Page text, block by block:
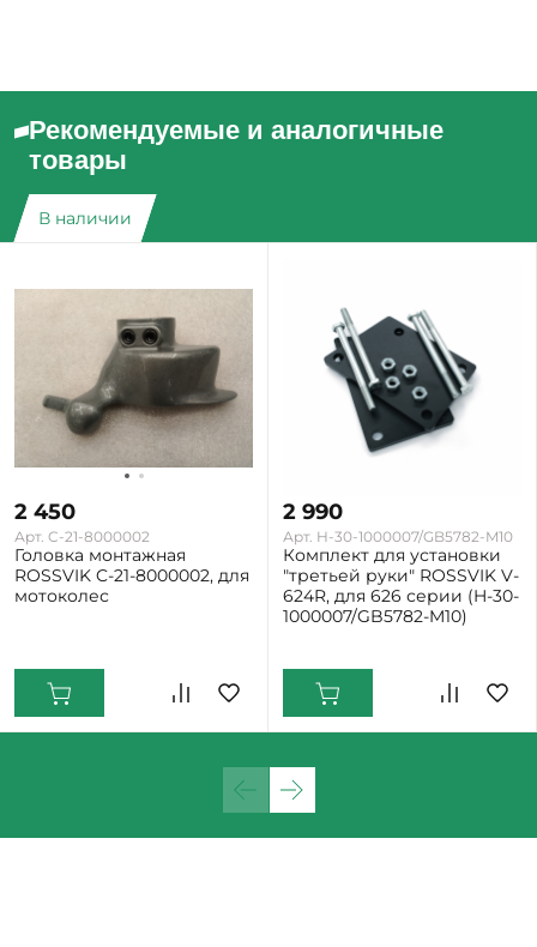
Рекомендуемые и аналогичные
товары
В наличии
2 450
Арт. C-21-8000002
Головка монтажная
ROSSVIK C-21-8000002, для
мотоколес
2 990
Арт. H-30-1000007/GB5782-M10
Комплект для установки
"третьей руки" ROSSVIK V-
624R, для 626 серии (H-30-
1000007/GB5782-M10)